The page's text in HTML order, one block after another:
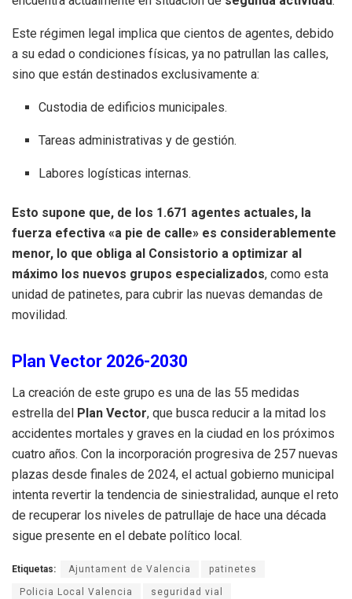
Este régimen legal implica que cientos de agentes, debido
a su edad o condiciones físicas, ya no patrullan las calles,
sino que están destinados exclusivamente a:
Custodia de edificios municipales.
Tareas administrativas y de gestión.
Labores logísticas internas.
Esto supone que, de los 1.671 agentes actuales, la
fuerza efectiva «a pie de calle» es considerablemente
menor, lo que obliga al Consistorio a optimizar al
máximo los nuevos grupos especializados, como esta
unidad de patinetes, para cubrir las nuevas demandas de
movilidad.
Plan Vector 2026-2030
La creación de este grupo es una de las 55 medidas
estrella del
Plan Vector, que busca reducir a la mitad los
accidentes mortales y graves en la ciudad en los próximos
cuatro años. Con la incorporación progresiva de 257 nuevas
plazas desde finales de 2024, el actual gobierno municipal
intenta revertir la tendencia de siniestralidad, aunque el reto
de recuperar los niveles de patrullaje de hace una década
sigue presente en el debate político local.
Etiquetas: Ajuntament de Valencia patinetes
Policia Local Valencia seguridad vial